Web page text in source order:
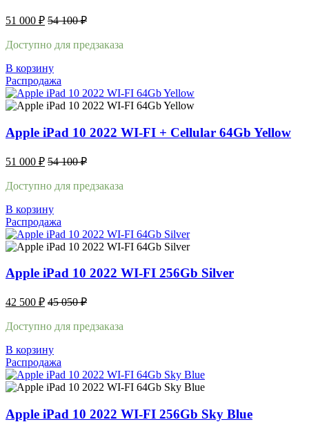
51 000 ₽ 54 100₽
Доступно для предзаказа
В корзину
Распродажа
Apple iPad 10 2022 WI-FI + Cellular 64Gb Yellow
51 000 ₽ 54 100₽
Доступно для предзаказа
В корзину
Распродажа
Apple iPad 10 2022 WI-FI 256Gb Silver
42 500 ₽ 45 050₽
Доступно для предзаказа
В корзину
Распродажа
Apple iPad 10 2022 WI-FI 256Gb Sky Blue